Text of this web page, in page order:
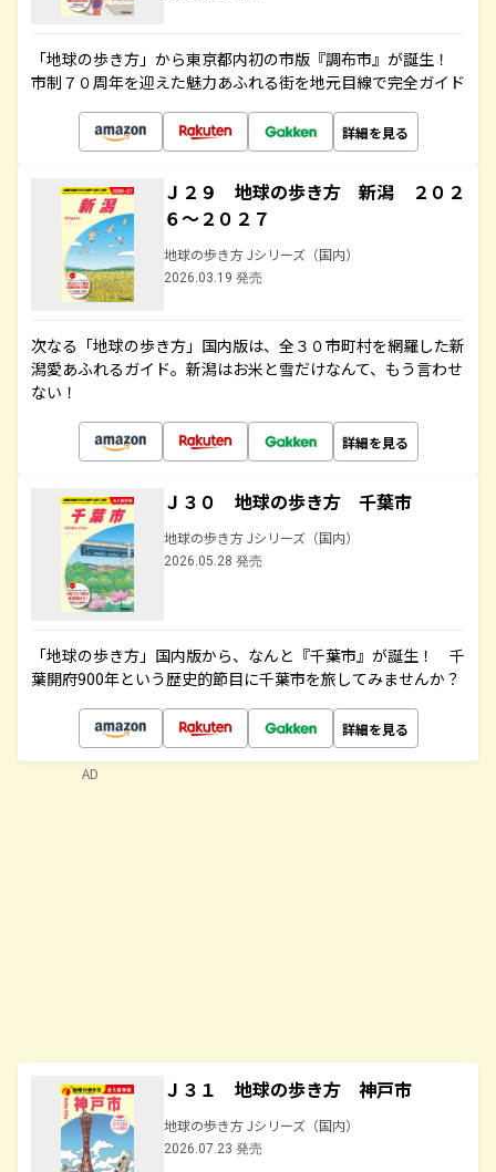
「地球の歩き方」から東京都内初の市版『調布市』が誕生！
市制７０周年を迎えた魅力あふれる街を地元目線で完全ガイド
詳細を見る
Ｊ２９ 地球の歩き方 新潟 ２０２
６～２０２７
地球の歩き方 Jシリーズ（国内）
2026.03.19 発売
次なる「地球の歩き方」国内版は、全３０市町村を網羅した新
潟愛あふれるガイド。新潟はお米と雪だけなんて、もう言わせ
ない！
詳細を見る
Ｊ３０ 地球の歩き方 千葉市
地球の歩き方 Jシリーズ（国内）
2026.05.28 発売
「地球の歩き方」国内版から、なんと『千葉市』が誕生！ 千
葉開府900年という歴史的節目に千葉市を旅してみませんか？
詳細を見る
Ｊ３１ 地球の歩き方 神戸市
地球の歩き方 Jシリーズ（国内）
2026.07.23 発売
AD